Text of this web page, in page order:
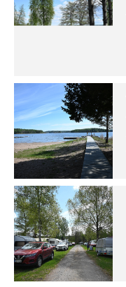
portilla
äärellä
ja
vehreän
virkistysalueen
laidalla
Lue
Leirintäoppaan
artikkeli:
Yksilöä
huomioivaa
yhteisöllisyyttä
Lue
Leirintäoppaan
artikkeli:
Merellinen